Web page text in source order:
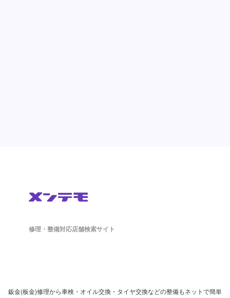
修理・整備対応店舗検索サイト
鈑金(板金)修理から車検・オイル交換・タイヤ交換などの整備もネットで簡単